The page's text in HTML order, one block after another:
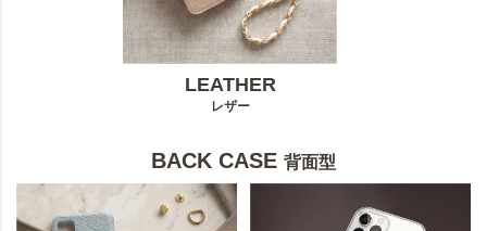
LEATHER
レザー
BACK CASE 背面型